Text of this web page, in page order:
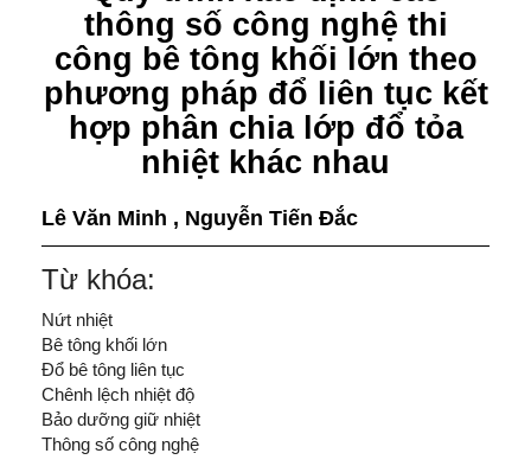
thông số công nghệ thi
công bê tông khối lớn theo
phương pháp đổ liên tục kết
hợp phân chia lớp đổ tỏa
nhiệt khác nhau
Lê Văn Minh , Nguyễn Tiến Đắc
Từ khóa:
Nứt nhiệt
Bê tông khối lớn
Đổ bê tông liên tục
Chênh lệch nhiệt độ
Bảo dưỡng giữ nhiệt
Thông số công nghệ